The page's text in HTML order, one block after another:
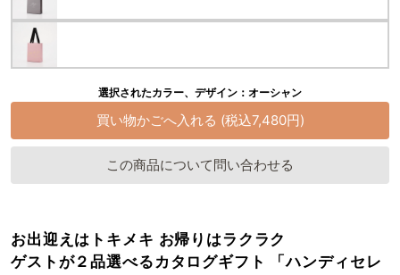
選択されたカラー、デザイン：オーシャン
この商品について問い合わせる
お出迎えはトキメキ お帰りはラクラク
ゲストが２品選べるカタログギフト 「ハンディセレ